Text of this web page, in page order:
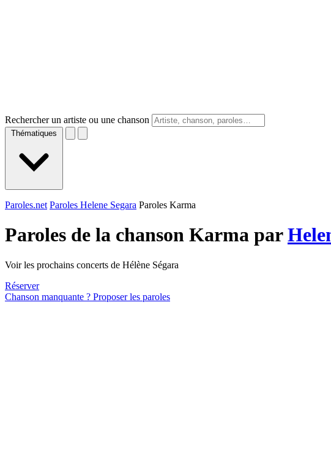
Rechercher un artiste ou une chanson
Thématiques
Paroles.net Paroles Helene Segara Paroles Karma
Paroles de la chanson Karma par
Voir les prochains concerts de Hélène Ségara
Réserver
Chanson manquante ? Proposer les paroles